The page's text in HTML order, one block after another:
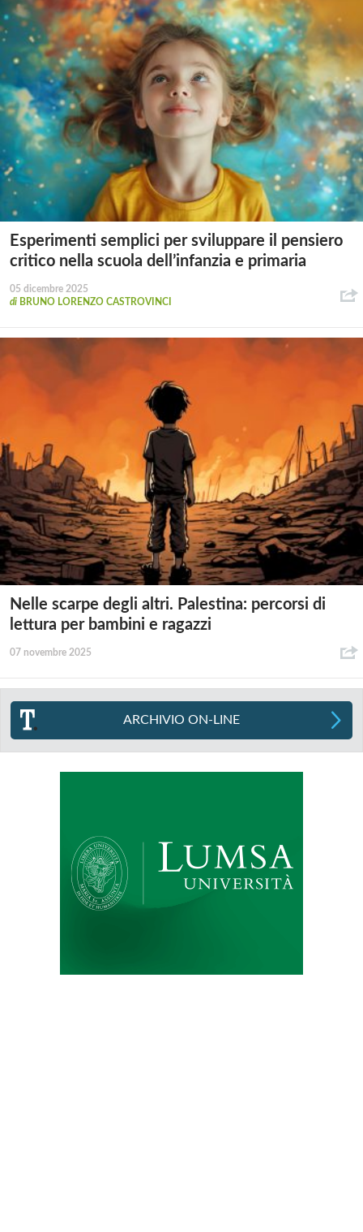
Esperimenti semplici per sviluppare il pensiero
critico nella scuola dell’infanzia e primaria
05 dicembre 2025
di BRUNO LORENZO CASTROVINCI
Nelle scarpe degli altri. Palestina: percorsi di
lettura per bambini e ragazzi
07 novembre 2025
ARCHIVIO ON-LINE